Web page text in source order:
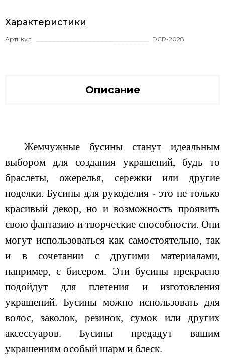
Характеристики
Артикул DCR-2028
Описание
Жемчужные бусины станут идеальным
выбором для создания украшений, будь то
браслеты, ожерелья, сережки или другие
поделки. Бусины для рукоделия - это не только
красивый декор, но и возможность проявить
свою фантазию и творческие способности. Они
могут использоваться как самостоятельно, так
и в сочетании с другими материалами,
например, с бисером. Эти бусины прекрасно
подойдут для плетения и изготовления
украшений. Бусины можно использовать для
волос, заколок, резинок, сумок или других
аксессуаров. Бусины предадут вашим
украшениям особый шарм и блеск.